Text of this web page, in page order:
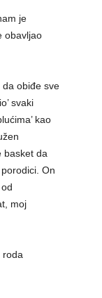
je
obavljao
obiđe sve
svaki
kao
basket da
On
moj
roda